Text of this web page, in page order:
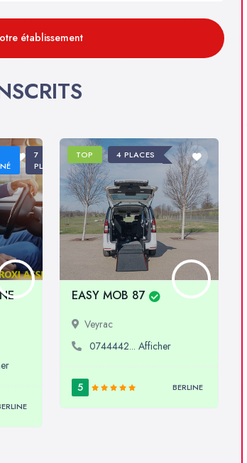
établissement
7
PLACES
TOP 4 PLACES
EASY MOB 87
Veyrac
0744442... Afficher
5 BERLINE